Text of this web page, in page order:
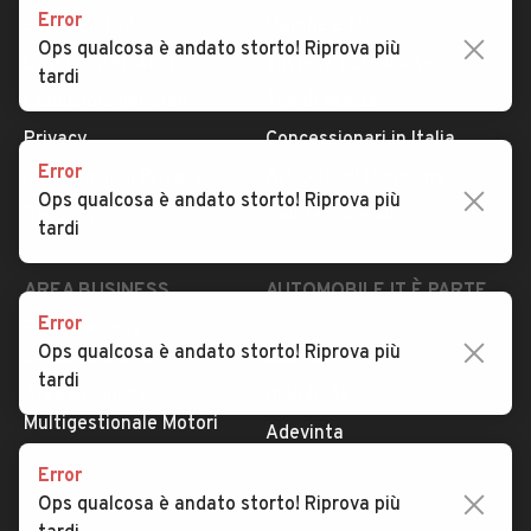
Serve aiuto?
Dati identificativi
Privacy
Impostazioni Privacy
Security
Tutte le auto usate
Concessionari in Italia
Valutazione auto
AREA BUSINESS
Registrazione
concessionario
Multigestionale Motori
AUTOMOBILE.IT È PARTE
subito.it
Adevinta
SEGUICI
Error
Ops qualcosa è andato storto! Riprova più
tardi
Error
Ops qualcosa è andato storto! Riprova più
tardi
Error
Ops qualcosa è andato storto! Riprova più
tardi
Error
Ops qualcosa è andato storto! Riprova più